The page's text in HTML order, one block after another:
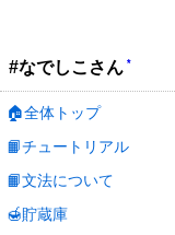
#なでしこさん *
🏠全体トップ
📙チュートリアル
📙文法について
🍯貯蔵庫